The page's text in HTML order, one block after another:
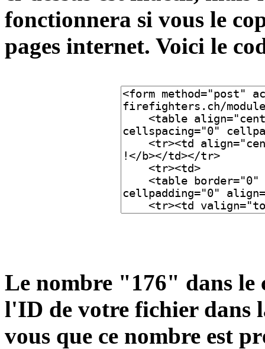
fonctionnera si vous le
pages internet. Voici le
Le nombre "176" dans le
l'ID de votre fichier dans
vous que ce nombre est